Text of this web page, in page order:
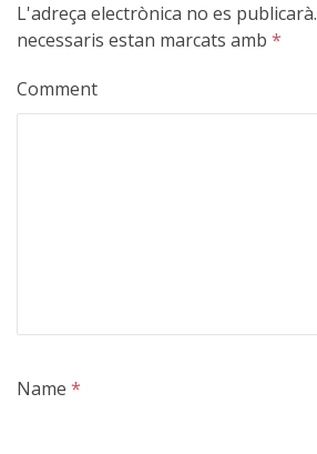
L'adreça electrònica no es publicarà.
necessaris estan marcats amb *
Comment
Name *